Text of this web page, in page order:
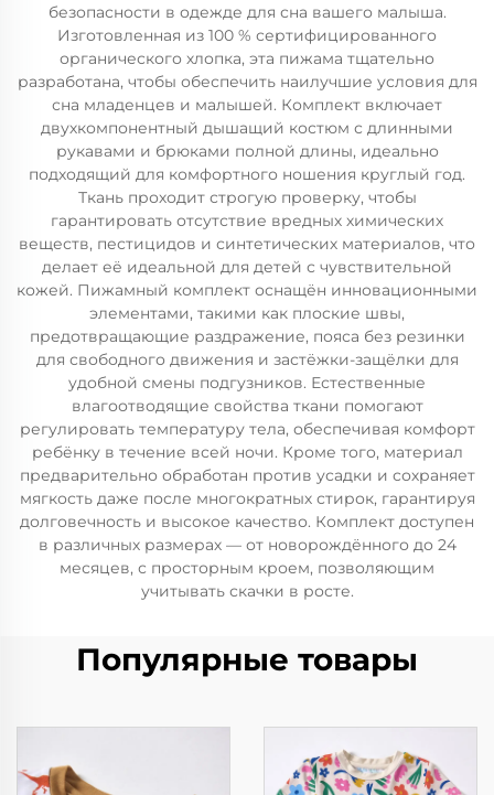
безопасности в одежде для сна вашего малыша.
Изготовленная из 100 % сертифицированного
органического хлопка, эта пижама тщательно
разработана, чтобы обеспечить наилучшие условия для
сна младенцев и малышей. Комплект включает
двухкомпонентный дышащий костюм с длинными
рукавами и брюками полной длины, идеально
подходящий для комфортного ношения круглый год.
Ткань проходит строгую проверку, чтобы
гарантировать отсутствие вредных химических
веществ, пестицидов и синтетических материалов, что
делает её идеальной для детей с чувствительной
кожей. Пижамный комплект оснащён инновационными
элементами, такими как плоские швы,
предотвращающие раздражение, пояса без резинки
для свободного движения и застёжки-защёлки для
удобной смены подгузников. Естественные
влагоотводящие свойства ткани помогают
регулировать температуру тела, обеспечивая комфорт
ребёнку в течение всей ночи. Кроме того, материал
предварительно обработан против усадки и сохраняет
мягкость даже после многократных стирок, гарантируя
долговечность и высокое качество. Комплект доступен
в различных размерах — от новорождённого до 24
месяцев, с просторным кроем, позволяющим
учитывать скачки в росте.
Популярные товары